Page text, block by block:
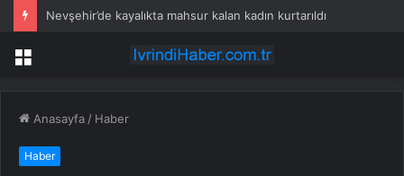
Nevşehir’de kayalıkta mahsur kalan kadın kurtarıldı
Menü
Anasayfa / Haber
Haber